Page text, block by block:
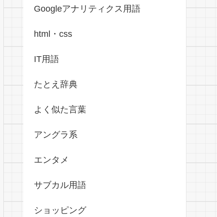
Googleアナリティクス用語
html・css
IT用語
たとえ辞典
よく似た言葉
アングラ系
エンタメ
サブカル用語
ショッピング